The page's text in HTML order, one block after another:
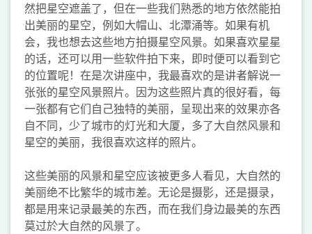
然把星空遮盖了，但在一些我们熟悉的地方依然能拍
出美丽的星空，例如大帽山、北潭涌等。如果有机
会，我也想去这些地方拍摄星空风景。如果喜欢星星
的话，还可以用一些软件拍下来，即时便可以看到它
的位置呢！在是次讲座中，我最喜欢的是讲者解说一
张张的星空风景照片。因为这些照片真的很好看，每
一张都有它们自己独特的美丽，呈现出来的效果亦各
自不同，少了城市的灯光和大厦，多了大自然风景和
星空的美丽，我很喜欢这样的照片。
这些美丽的风景和星空应该被更多人看见，大自然的
美丽绝不比繁华的城市差。无论是摄影，还是摄录，
都是用来记录最美的东西，而在我们身边最美的东西
莫过於大自然的风景了。